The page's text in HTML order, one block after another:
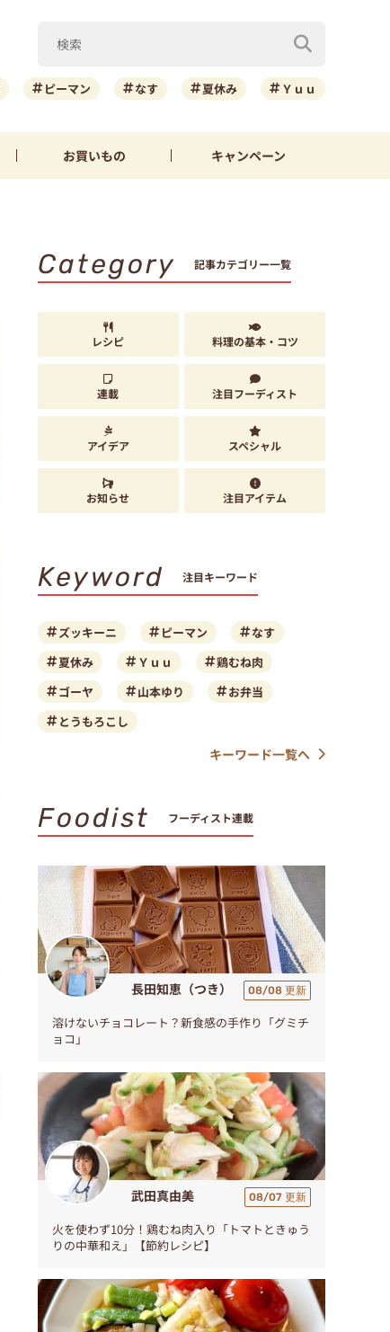
ピーマン なす 夏休み Ｙｕｕ
お買いもの キャンペーン
Category 記事カテゴリー一覧
レシピ 料理の基本・コツ
連載 注目フーディスト
アイデア スペシャル
お知らせ 注目アイテム
Keyword 注目キーワード
ズッキーニ ピーマン
なす
夏休み
Ｙｕｕ
鶏むね肉
ゴーヤ
山本ゆり
お弁当
とうもろこし
キーワード一覧へ
Foodist フーディスト連載
長田知恵（つき） 08/08 更新
溶けないチョコレート？新食感の手作り「グミチ
ョコ」
武田真由美 08/07 更新
火を使わず10分！鶏むね肉入り「トマトときゅう
りの中華和え」【節約レシピ】